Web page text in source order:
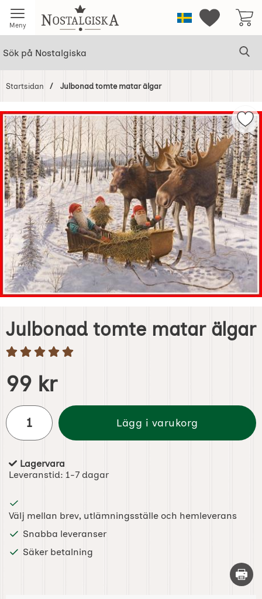
Meny Startsidan för NostalgiskaSverigeMina
Startsidan Julbonad tomte matar älgar
över
Bilder
Julbonad tomte matar älgar
Handla denna produkt Julbonad tomte matar älgar
pris
99 kr
antal
Lägg i varukorg
Tillgänglighet:
Lagervara
Leveranstid: 1-7 dagar
Välj mellan brev, utlämningsställe och hemleverans
Snabba leveranser
Säker betalning
Skriv